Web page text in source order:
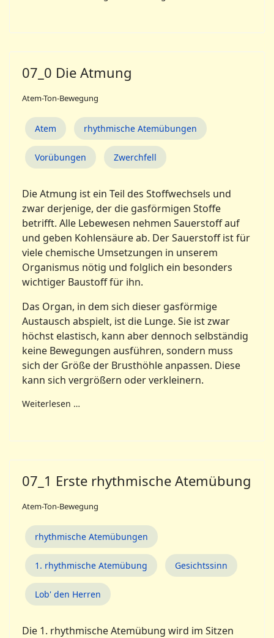
07_0 Die Atmung
Atem-Ton-Bewegung
Atem rhythmische Atemübungen
Vorübungen Zwerchfell
Die Atmung ist ein Teil des Stoffwechsels und
zwar derjenige, der die gasförmigen Stoffe
betrifft. Alle Lebewesen nehmen Sauerstoff auf
und geben Kohlensäure ab. Der Sauerstoff ist für
viele chemische Umsetzungen in unserem
Organismus nötig und folglich ein besonders
wichtiger Baustoff für ihn.
Das Organ, in dem sich dieser gasförmige
Austausch abspielt, ist die Lunge. Sie ist zwar
höchst elastisch, kann aber dennoch selbständig
keine Bewegungen ausführen, sondern muss
sich der Größe der Brusthöhle anpassen. Diese
kann sich vergrößern oder verkleinern.
Weiterlesen …
07_1 Erste rhythmische Atemübung
Atem-Ton-Bewegung
rhythmische Atemübungen
1. rhythmische Atemübung Gesichtssinn
Lob' den Herren
Die 1. rhythmische Atemübung wird im Sitzen